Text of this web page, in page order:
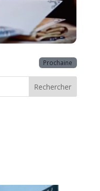
Prochaine
Rechercher